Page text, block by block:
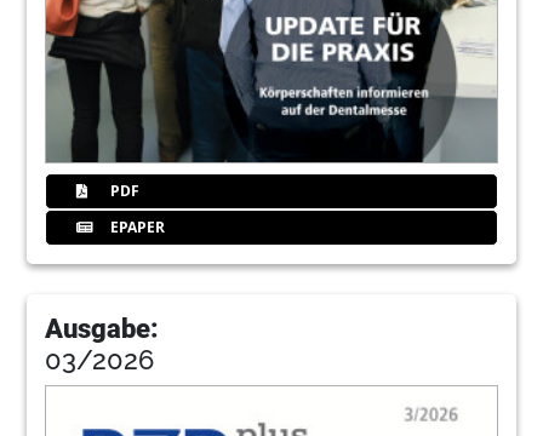
PDF
EPAPER
Ausgabe:
03/2026